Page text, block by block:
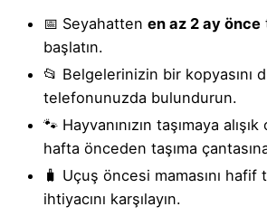
📅 Seyahatten en az 2 ay önce
başlatın.
📂 Belgelerinizin bir kopyasını
telefonunuzda bulundurun.
🐾 Hayvanınızın taşımaya
hafta önceden taşıma çantasına
🧳 Uçuş öncesi mamasını
ihtiyacını karşılayın.